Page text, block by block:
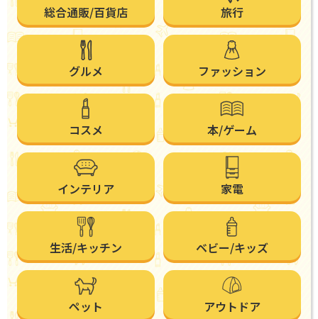
総合通販/百貨店 旅行
グルメ ファッション
コスメ 本/ゲーム
インテリア 家電
生活/キッチン ベビー/キッズ
ペット アウトドア